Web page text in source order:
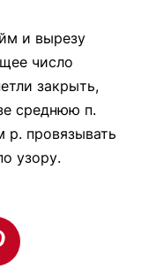
и вырезу
число
закрыть,
среднюю п.
провязывать
узору.